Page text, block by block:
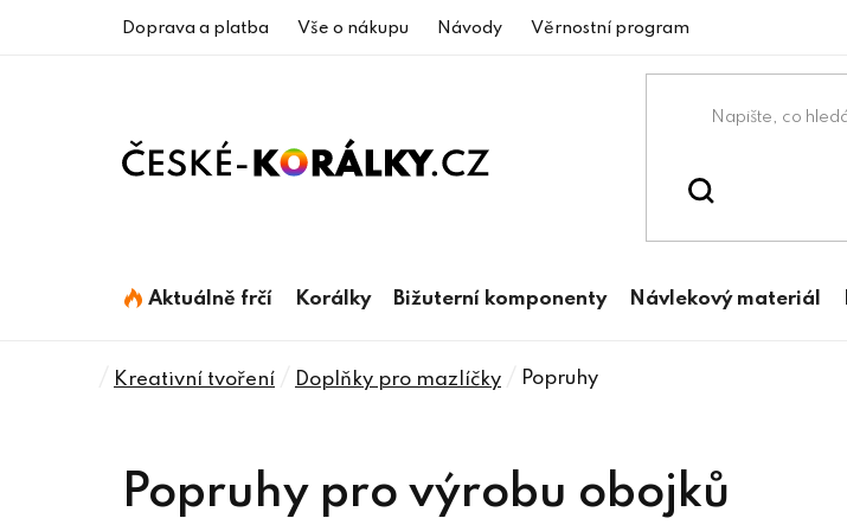
Doprava a platba Vše o nákupu Návody Věrnostní program
Aktuálně frčí Korálky Bižuterní komponenty Návlekový materiál
Domů
Kreativní tvoření Doplňky pro mazlíčky Popruhy
Popruhy pro výrobu obojků